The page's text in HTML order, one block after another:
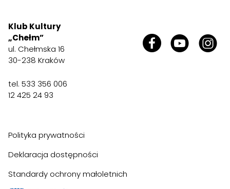
Klub Kultury
„Chełm”
ul. Chełmska 16
30-238 Kraków
tel. 533 356 006
12 425 24 93
Polityka prywatności
Deklaracja dostępności
Standardy ochrony małoletnich